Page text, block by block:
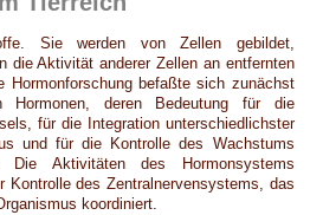
Sie werden von Zellen gebildet,
die Aktivität anderer Zellen an entfernten
Hormonforschung befaßte sich zunächst
Hormonen, deren Bedeutung für die
für die Integration unterschiedlichster
und für die Kontrolle des Wachstums
Die Aktivitäten des Hormonsystems
Kontrolle des Zentralnervensystems, das
koordiniert.